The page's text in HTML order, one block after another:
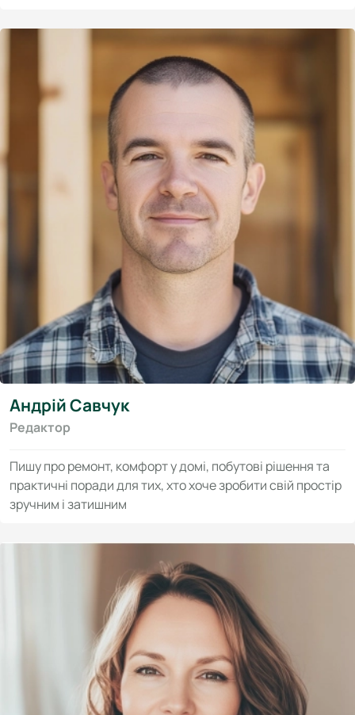
Андрій Савчук
Редактор
Пишу про ремонт, комфорт у домі, побутові рішення та
практичні поради для тих, хто хоче зробити свій простір
зручним і затишним